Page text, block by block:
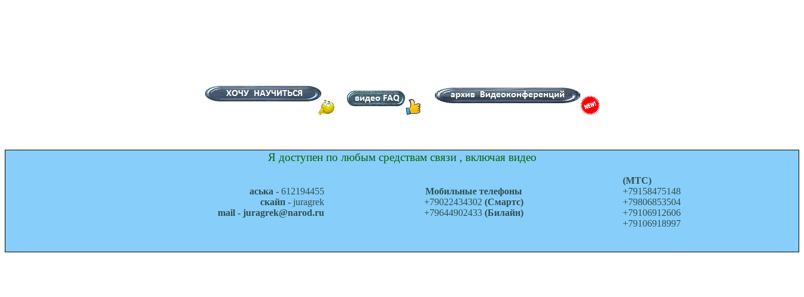
Я доступен по любым средствам связи , включая видео
аська - 612194455
скайп - juragrek
mail - juragrek@narod.ru
Мобильные телефоны
+79022434302 (Смартс)
+79644902433(Билайн)
(МТС)
+79158475148
+79806853504
+79106912606
+79106918997